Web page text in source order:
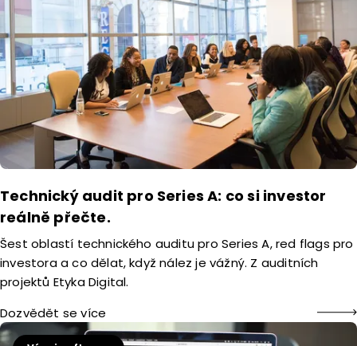
Technický audit pro Series A: co si investor
reálně přečte.
Šest oblastí technického auditu pro Series A, red flags pro
investora a co dělat, když nález je vážný. Z auditních
projektů Etyka Digital.
Dozvědět se více